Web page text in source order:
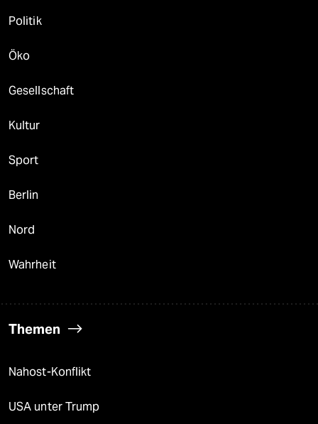
Politik
Öko
Gesellschaft
Kultur
Sport
Berlin
Nord
Wahrheit
Themen
Nahost-Konflikt
USA unter Trump